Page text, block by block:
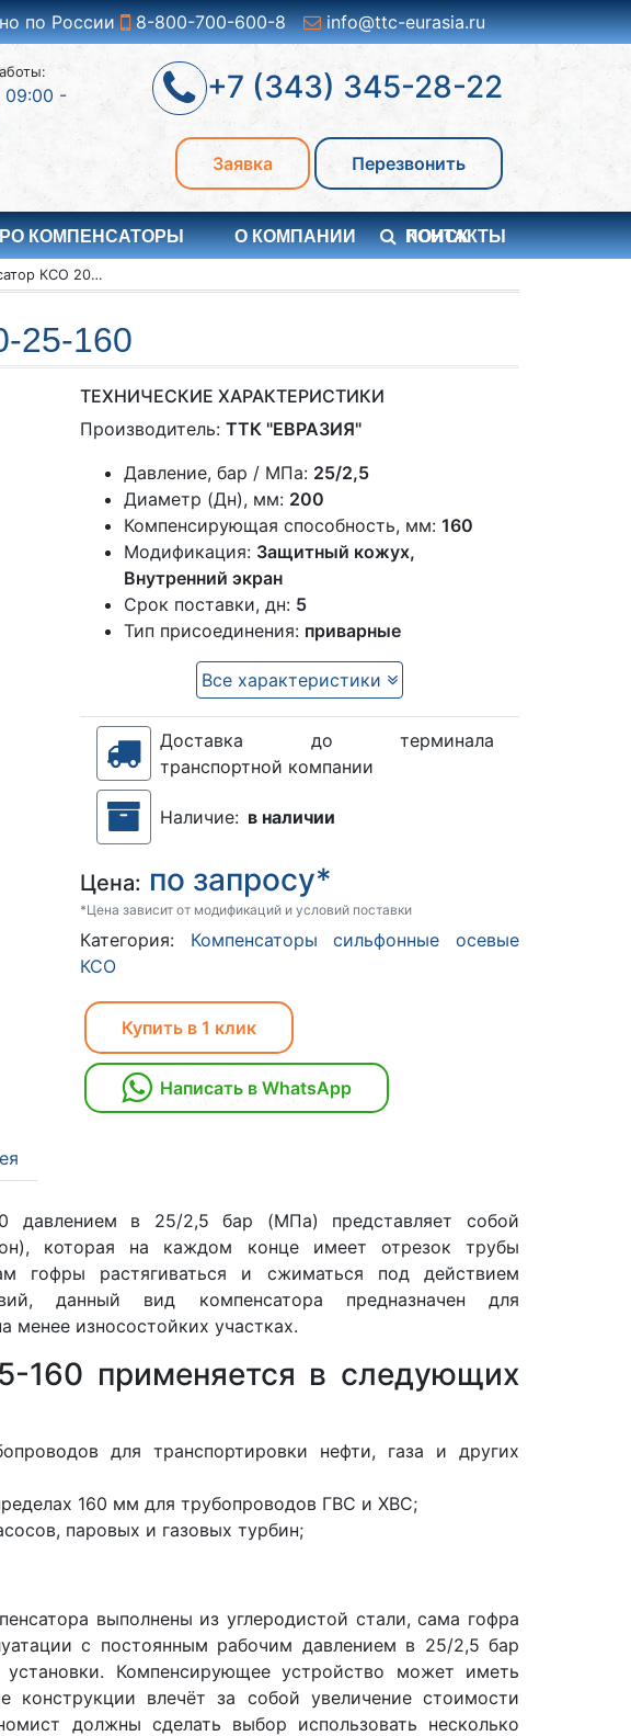
по России 8-800-700-600-8 info@ttc-eurasia.ru
-
+7 (343) 345-28-22
Заявка Перезвонить
КОМПЕНСАТОРЫ О КОМПАНИИ КОНТАКТЫ
ПОИСК
Компенсатор КСО 200-25-160
160
ТЕХНИЧЕСКИЕ ХАРАКТЕРИСТИКИ
Производитель:ТТК "ЕВРАЗИЯ"
Давление, бар / МПа: 25/2,5
Диаметр (Дн), мм: 200
Компенсирующая способность, мм:160
Модификация: Защитный кожух,
Внутренний экран
Срок поставки, дн: 5
Тип присоединения: приварные
Все характеристики
Доставка до терминала
транспортной компании
Наличие: в наличии
Цена: по запросу*
*Цена зависит от модификаций и условий поставки
Категория: Компенсаторы сильфонные осевые
КСО
Купить в 1 клик
Написать в WhatsApp
давлением в 25/2,5 бар (МПа) представляет собой
которая на каждом конце имеет отрезок трубы
гофры растягиваться и сжиматься под действием
данный вид компенсатора предназначен для
менее износостойких участках.
160 применяется в следующих
для транспортировки нефти, газа и других
160 мм для трубопроводов ГВС и ХВС;
паровых и газовых турбин;
выполнены из углеродистой стали, сама гофра
с постоянным рабочим давлением в 25/2,5 бар
Компенсирующее устройство может иметь
влечёт за собой увеличение стоимости
должны сделать выбор использовать несколько